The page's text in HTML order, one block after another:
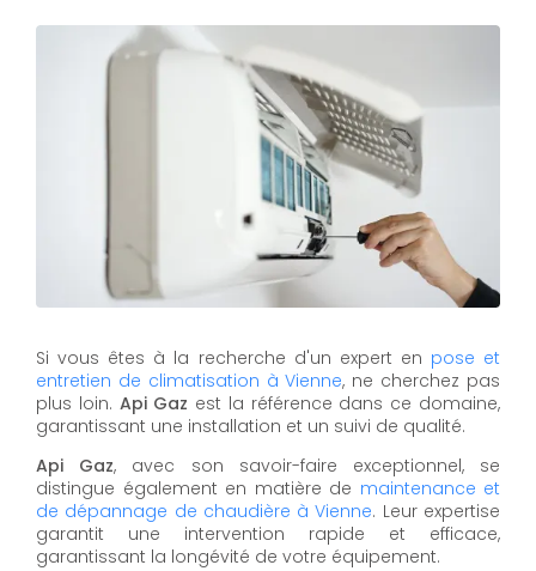
Si vous êtes à la recherche d'un expert en pose et
entretien de climatisation à Vienne, ne cherchez pas
plus loin. Api Gaz est la référence dans ce domaine,
garantissant une installation et un suivi de qualité.
Api Gaz, avec son savoir-faire exceptionnel, se
distingue également en matière de maintenance et
de dépannage de chaudière à Vienne. Leur expertise
garantit une intervention rapide et efficace,
garantissant la longévité de votre équipement.